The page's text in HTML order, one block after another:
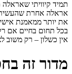
תמיד קיוויתי
אראלה אחרת
את יותר ממאמנת
בכל תחום בחיים אם
אין כשלון – רק משוב
מדור זה